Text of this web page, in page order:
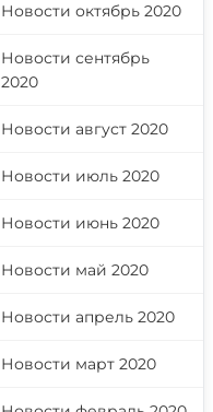
Новости октябрь 2020
Новости сентябрь
2020
Новости август 2020
Новости июль 2020
Новости июнь 2020
Новости май 2020
Новости апрель 2020
Новости март 2020